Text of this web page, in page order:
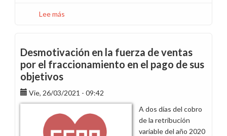
Lee más
nuevo
procedimiento
de
en
el
área
Comercial
Desmotivación en la fuerza de ventas
por el fraccionamiento en el pago de sus
objetivos
Vie, 26/03/2021 - 09:42
A dos días del cobro
de la retribución
variable del año 2020